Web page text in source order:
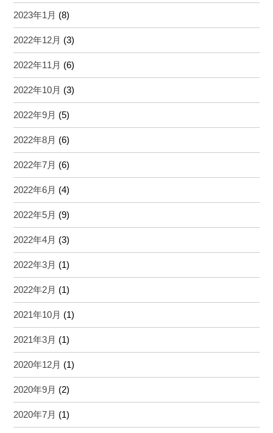
2023年1月 (8)
2022年12月 (3)
2022年11月 (6)
2022年10月 (3)
2022年9月 (5)
2022年8月 (6)
2022年7月 (6)
2022年6月 (4)
2022年5月 (9)
2022年4月 (3)
2022年3月 (1)
2022年2月 (1)
2021年10月 (1)
2021年3月 (1)
2020年12月 (1)
2020年9月 (2)
2020年7月 (1)